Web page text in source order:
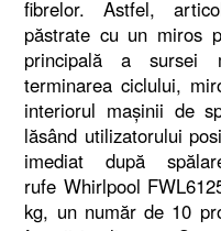
fibrelor. Astfel,
păstrate cu un miros
principală a sursei
terminarea ciclului,
interiorul mașinii de
lăsând utilizatorului
imediat după
rufe Whirlpool
kg, un număr de 10